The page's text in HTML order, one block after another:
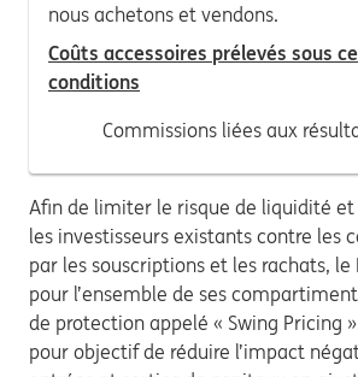
nous achetons et vendons.
Coûts accessoires prélevés sous
conditions
Commissions liées aux
Afin de limiter le risque de liquidité
les investisseurs existants contre les
par les souscriptions et les rachats, le
pour l’ensemble de ses
de protection appelé « Swing Pricing
pour objectif de réduire l’impact